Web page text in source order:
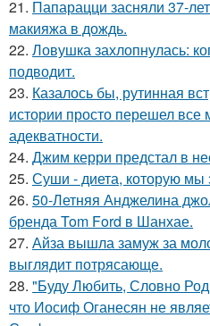
21. Папарацци засняли 37-
макияжа в дождь.
22. Ловушка захлопнулась:
подводит.
23. Казалось бы, рутинная
истории просто перешел
адекватности.
24. Джим керри предстал в
25. Суши - диета, которую мы
26. 50-Летняя Анджелина
бренда Tom Ford в Шанхае.
27. Айза вышла замуж за
выглядит потрясающе.
28. "Буду Любить, Словно
что Иосиф Оганесян не